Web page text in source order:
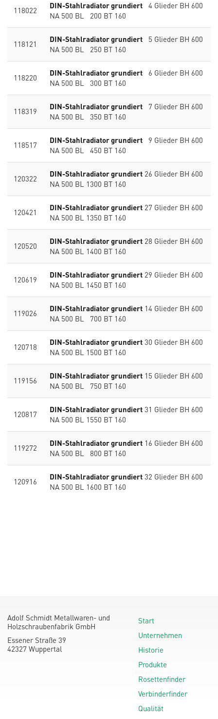
118022 DIN-Stahlradiator grundiert 4 Glieder BH 600
NA 500 BL 200 BT 160
118121 DIN-Stahlradiator grundiert 5 Glieder BH 600
NA 500 BL 250 BT 160
118220 DIN-Stahlradiator grundiert 6 Glieder BH 600
NA 500 BL 300 BT 160
118319 DIN-Stahlradiator grundiert 7 Glieder BH 600
NA 500 BL 350 BT 160
118517 DIN-Stahlradiator grundiert 9 Glieder BH 600
NA 500 BL 450 BT 160
120322 DIN-Stahlradiator grundiert 26 Glieder BH 600
NA 500 BL 1300 BT 160
120421 DIN-Stahlradiator grundiert 27 Glieder BH 600
NA 500 BL 1350 BT 160
120520 DIN-Stahlradiator grundiert 28 Glieder BH 600
NA 500 BL 1400 BT 160
120619 DIN-Stahlradiator grundiert 29 Glieder BH 600
NA 500 BL 1450 BT 160
119026 DIN-Stahlradiator grundiert 14 Glieder BH 600
NA 500 BL 700 BT 160
120718 DIN-Stahlradiator grundiert 30 Glieder BH 600
NA 500 BL 1500 BT 160
119156 DIN-Stahlradiator grundiert 15 Glieder BH 600
NA 500 BL 750 BT 160
120817 DIN-Stahlradiator grundiert 31 Glieder BH 600
NA 500 BL 1550 BT 160
119272 DIN-Stahlradiator grundiert 16 Glieder BH 600
NA 500 BL 800 BT 160
120916 DIN-Stahlradiator grundiert 32 Glieder BH 600
NA 500 BL 1600 BT 160
Adolf Schmidt Metallwaren- und
Holzschraubenfabrik GmbH
Essener Straße 39
42327 Wuppertal
Start
Unternehmen
Historie
Produkte
Rosettenfinder
Verbinderfinder
Qualität